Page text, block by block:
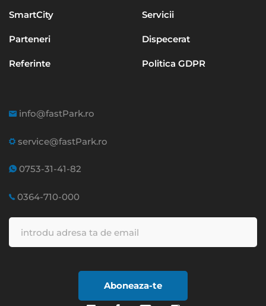
SmartCity Servicii
Parteneri Dispecerat
Referinte Politica GDPR
info@fastPark.ro
service@fastPark.ro
0753-31-41-82
0364-710-000
Aboneaza-te